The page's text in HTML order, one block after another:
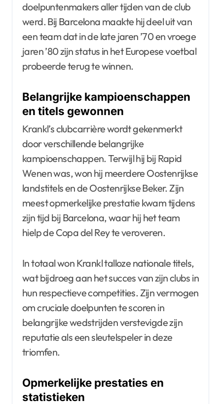
doelpuntenmakers aller tijden van de club
werd. Bij Barcelona maakte hij deel uit van
een team dat in de late jaren ’70 en vroege
jaren ’80 zijn status in het Europese voetbal
probeerde terug te winnen.
Belangrijke kampioenschappen
en titels gewonnen
Krankl’s clubcarrière wordt gekenmerkt
door verschillende belangrijke
kampioenschappen. Terwijl hij bij Rapid
Wenen was, won hij meerdere Oostenrijkse
landstitels en de Oostenrijkse Beker. Zijn
meest opmerkelijke prestatie kwam tijdens
zijn tijd bij Barcelona, waar hij het team
hielp de Copa del Rey te veroveren.
In totaal won Krankl talloze nationale titels,
wat bijdroeg aan het succes van zijn clubs in
hun respectieve competities. Zijn vermogen
om cruciale doelpunten te scoren in
belangrijke wedstrijden verstevigde zijn
reputatie als een sleutelspeler in deze
triomfen.
Opmerkelijke prestaties en
statistieken